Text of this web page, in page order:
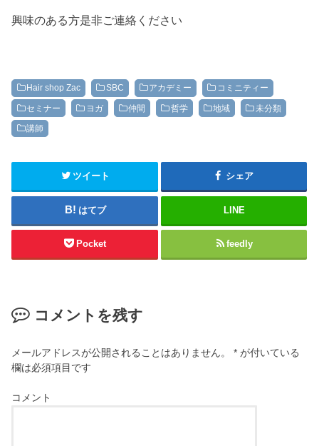
興味のある方是非ご連絡ください
Hair shop Zac SBC アカデミー コミニティー
セミナー ヨガ 仲間 哲学 地域 未分類
講師
ツイート シェア
はてブ LINE
Pocket feedly
コメントを残す
メールアドレスが公開されることはありません。 * が付いている
欄は必須項目です
コメント